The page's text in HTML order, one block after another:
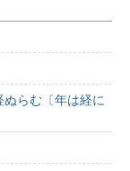
らむ〔年は経に